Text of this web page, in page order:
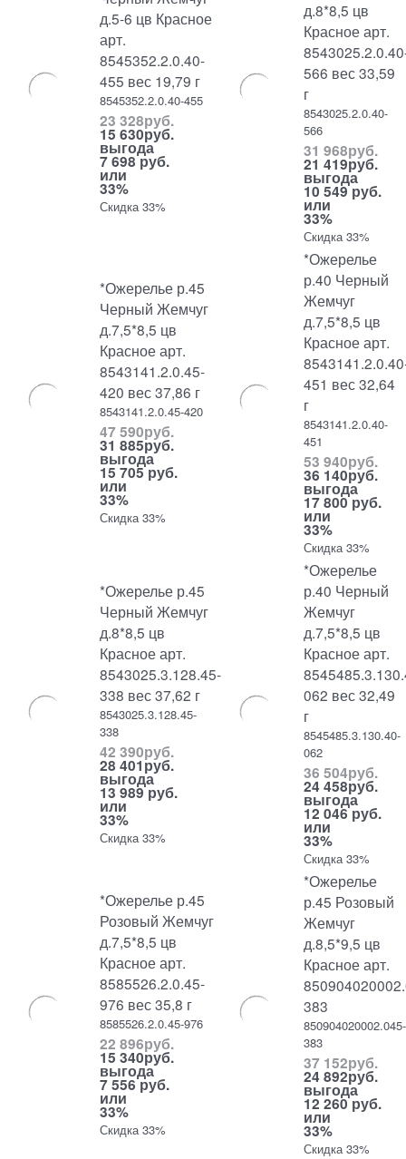
д.5-6 цв Красное
арт.
8545352.2.0.40-
455 вес 19,79 г
8545352.2.0.40-455
23 328руб.
15 630руб.
выгода
7 698 руб.
или
33%
Скидка 33%
д.8*8,5 цв
Красное арт.
566 вес 33,59
г
8543025.2.0.40-
566
31 968руб.
21 419руб.
выгода
10 549 руб.
или
33%
Скидка 33%
*Ожерелье р.45
Черный Жемчуг
д.7,5*8,5 цв
Красное арт.
8543141.2.0.45-
420 вес 37,86 г
8543141.2.0.45-420
47 590руб.
31 885руб.
выгода
15 705 руб.
или
33%
Скидка 33%
*Ожерелье
р.40 Черный
Жемчуг
д.7,5*8,5 цв
Красное арт.
451 вес 32,64
г
8543141.2.0.40-
451
53 940руб.
36 140руб.
выгода
17 800 руб.
или
33%
Скидка 33%
*Ожерелье р.45
Черный Жемчуг
д.8*8,5 цв
Красное арт.
8543025.3.128.45-
338 вес 37,62 г
8543025.3.128.45-
338
42 390руб.
28 401руб.
выгода
13 989 руб.
или
33%
Скидка 33%
*Ожерелье
р.40 Черный
Жемчуг
д.7,5*8,5 цв
Красное арт.
062 вес 32,49
г
8545485.3.130.40-
062
36 504руб.
24 458руб.
выгода
12 046 руб.
или
33%
Скидка 33%
*Ожерелье р.45
Розовый Жемчуг
д.7,5*8,5 цв
Красное арт.
8585526.2.0.45-
976 вес 35,8 г
8585526.2.0.45-976
22 896руб.
15 340руб.
выгода
7 556 руб.
или
33%
Скидка 33%
*Ожерелье
р.45 Розовый
Жемчуг
д.8,5*9,5 цв
Красное арт.
383
850904020002.045-
383
37 152руб.
24 892руб.
выгода
12 260 руб.
или
33%
Скидка 33%